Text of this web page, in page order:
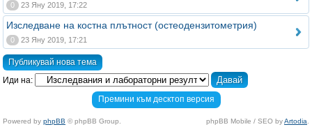
0 23 Яну 2019, 17:22
Изследване на костна плътност (остеодензитометрия)
0 23 Яну 2019, 17:21
Публикувай нова тема
Иди на:
Премини към десктоп версия
Powered by phpBB © phpBB Group. phpBB Mobile / SEO byArtodia